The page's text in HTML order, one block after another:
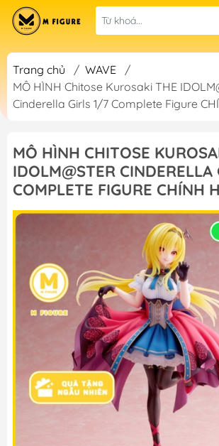
Trang chủ / WAVE
/
MÔ HÌNH Chitose Kurosaki THE
Cinderella Girls 1/7 Complete Figure
MÔ HÌNH CHITOSE
IDOLM@STER CINDERELLA
COMPLETE FIGURE CHÍNH